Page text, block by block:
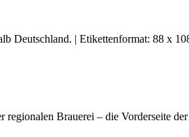
Deutschland. | Etikettenformat: 88 x
Brauerei – die Vorderseite